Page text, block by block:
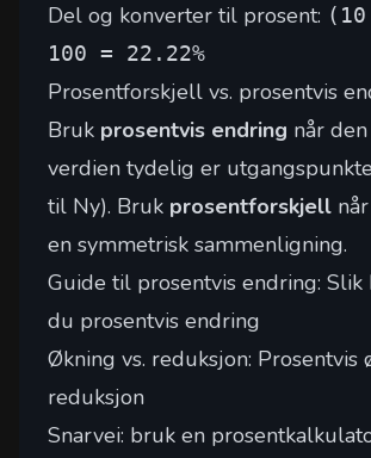
Del og konverter til prosent:
100 = 22.22%
Prosentforskjell vs. prosentvis
Bruk prosentvis endring når
verdien tydelig er
til Ny). Bruk prosentforskjell
en symmetrisk sammenligning.
Guide til prosentvis endring: Slik
du prosentvis endring
Økning vs. reduksjon: Prosentvis
reduksjon
Snarvei: bruk en